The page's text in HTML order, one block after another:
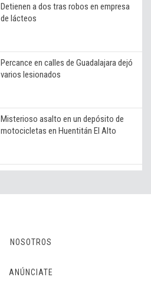
Detienen a dos tras robos en empresa
de lácteos
Percance en calles de Guadalajara dejó
varios lesionados
Misterioso asalto en un depósito de
motocicletas en Huentitán El Alto
NOSOTROS
ANÚNCIATE